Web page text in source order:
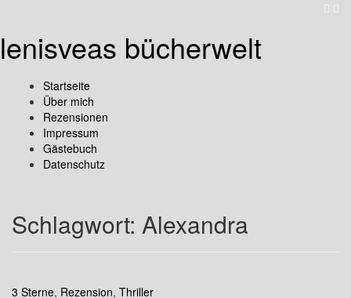
lenisveas bücherwelt
Startseite
Über mich
Rezensionen
Impressum
Gästebuch
Datenschutz
Schlagwort: Alexandra
3 Sterne, Rezension, Thriller